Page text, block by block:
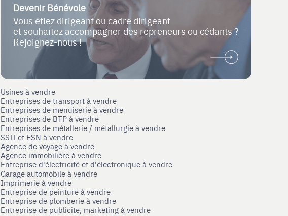
Devenir Bénévole
Vous étiez dirigeant ou cadre dirigeant
et souhaitez accompagner des repreneurs ou cédants ?
Rejoignez-nous !
Usines à vendre
Entreprises de transport à vendre
Entreprises de menuiserie à vendre
Entreprises de BTP à vendre
Entreprises de métallerie / métallurgie à vendre
SSII et ESN à vendre
Agence de voyage à vendre
Agence immobilière à vendre
Entreprise d'électricité et d'électronique à vendre
Garage automobile à vendre
Imprimerie à vendre
Entreprise de peinture à vendre
Entreprise de plomberie à vendre
Entreprise de publicite, marketing à vendre